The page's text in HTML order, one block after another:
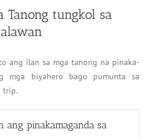
Tanong tungkol sa
ang ilan sa mga tanong na pinaka-
mga biyahero bago pumunta sa
trip.
ang pinakamaganda sa